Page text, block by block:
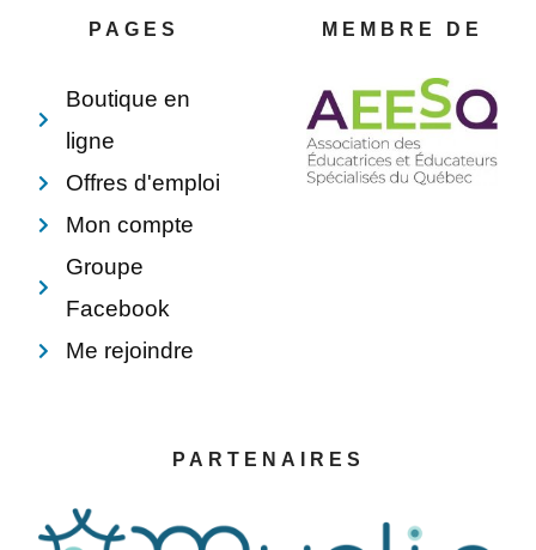
p
e
PAGES
Boutique en
ligne
Offres d'emploi
Mon compte
Groupe
Facebook
Me rejoindre
MEMBRE DE
PARTENAIRES